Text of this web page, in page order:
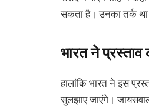
सकता है। उनका तर्क था
भारत ने प्रस्ताव
हालांकि भारत ने इस
सुलझाए जाएंगे। जायसवाल